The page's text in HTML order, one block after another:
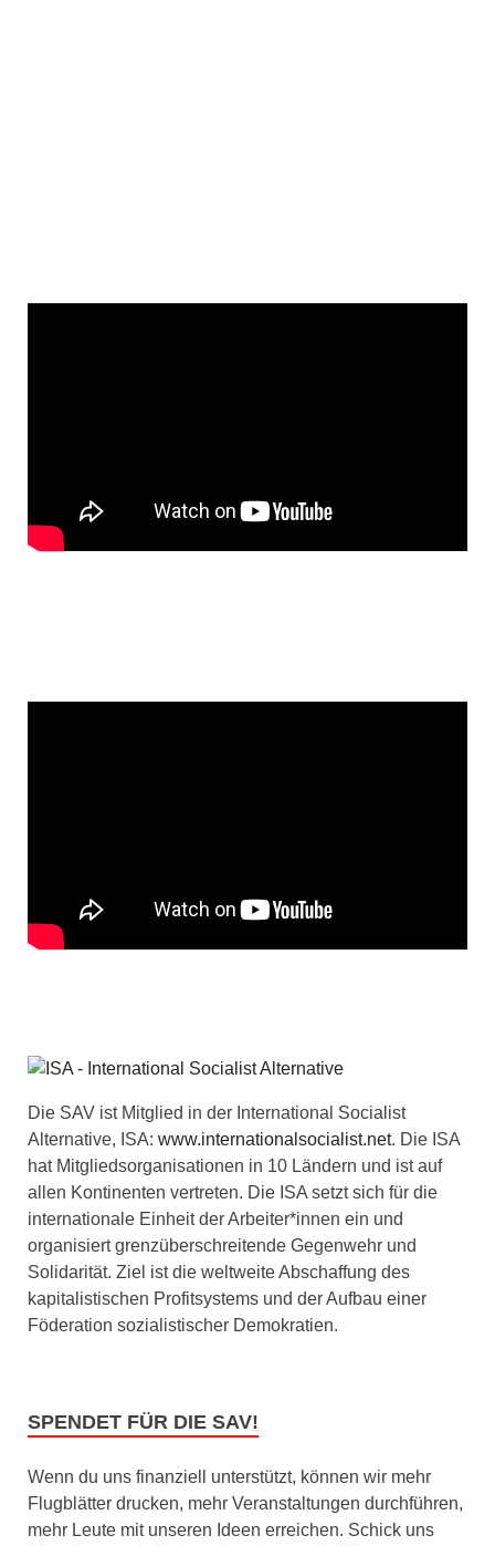
Die SAV ist Mitglied in der International Socialist
Alternative, ISA: www.internationalsocialist.net. Die ISA
hat Mitgliedsorganisationen in 10 Ländern und ist auf
allen Kontinenten vertreten. Die ISA setzt sich für die
internationale Einheit der Arbeiter*innen ein und
organisiert grenzüberschreitende Gegenwehr und
Solidarität. Ziel ist die weltweite Abschaffung des
kapitalistischen Profitsystems und der Aufbau einer
Föderation sozialistischer Demokratien.
SPENDET FÜR DIE SAV!
Wenn du uns finanziell unterstützt, können wir mehr
Flugblätter drucken, mehr Veranstaltungen durchführen,
mehr Leute mit unseren Ideen erreichen. Schick uns